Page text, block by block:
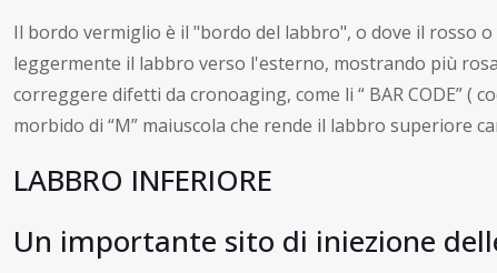
Il bordo vermiglio è il "bordo del labbro", o dove il rosso
leggermente il labbro verso l'esterno, mostrando più
correggere difetti da cronoaging, come li “ BAR CODE” (
morbido di “M” maiuscola che rende il labbro superiore
LABBRO INFERIORE
Un importante sito di iniezione